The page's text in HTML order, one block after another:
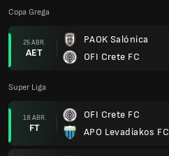
Copa Grega
25 ABR.
AET
PAOK Salónica
OFI Crete FC
Super Liga
18 ABR.
FT
OFI Crete FC
APO Levadiakos FC